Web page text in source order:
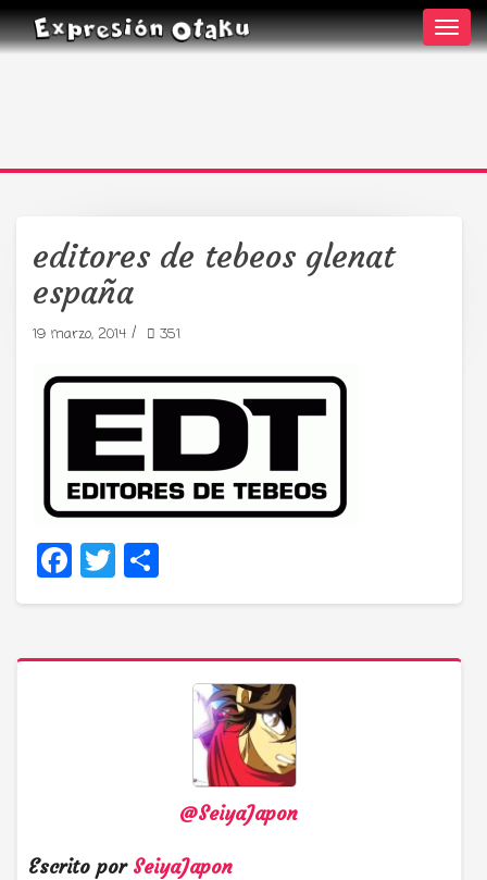
Tu radio y podcast sobre manga,
editores de tebeos glenat
españa
19 marzo, 2014 / 351
Facebook
Twitter
@SeiyaJapon
Escrito por SeiyaJapon